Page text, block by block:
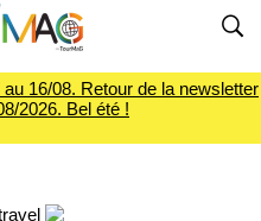
16/08. Retour de la newsletter
2026. Bel été !